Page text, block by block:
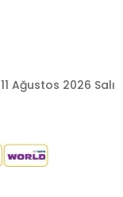
11 Ağustos 2026 Salı